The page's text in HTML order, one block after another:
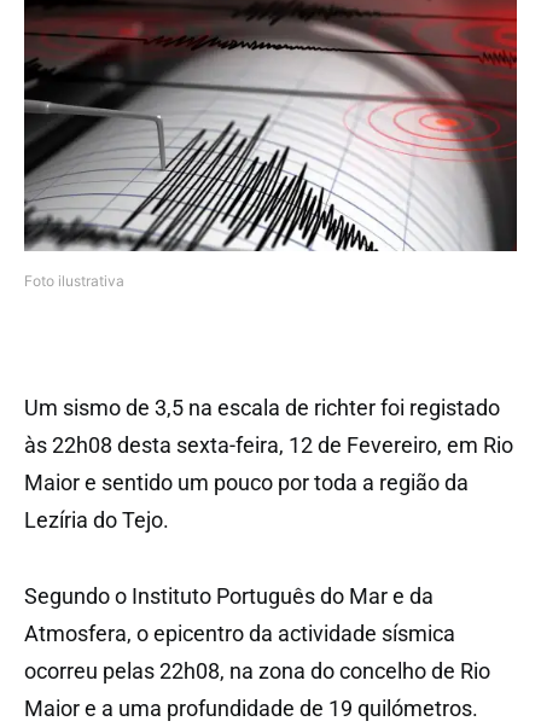
Foto ilustrativa
Um sismo de 3,5 na escala de richter foi registado
às 22h08 desta sexta-feira, 12 de Fevereiro, em Rio
Maior e sentido um pouco por toda a região da
Lezíria do Tejo.
Segundo o Instituto Português do Mar e da
Atmosfera, o epicentro da actividade sísmica
ocorreu pelas 22h08, na zona do concelho de Rio
Maior e a uma profundidade de 19 quilómetros.